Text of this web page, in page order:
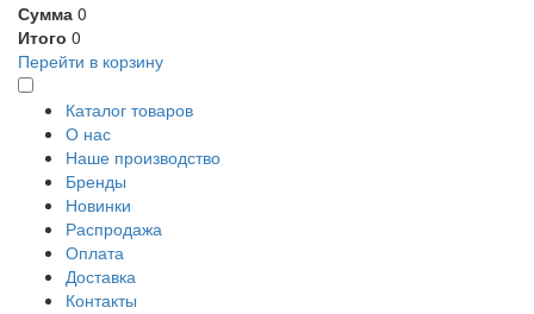
Сумма 0
Итого 0
Перейти в корзину
Каталог товаров
О нас
Наше производство
Бренды
Новинки
Распродажа
Оплата
Доставка
Контакты